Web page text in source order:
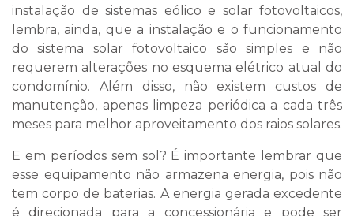
instalação de sistemas eólico e solar fotovoltaicos,
lembra, ainda, que a instalação e o funcionamento
do sistema solar fotovoltaico são simples e não
requerem alterações no esquema elétrico atual do
condomínio. Além disso, não existem custos de
manutenção, apenas limpeza periódica a cada três
meses para melhor aproveitamento dos raios solares.
E em períodos sem sol? É importante lembrar que
esse equipamento não armazena energia, pois não
tem corpo de baterias. A energia gerada excedente
é direcionada para a concessionária e pode ser